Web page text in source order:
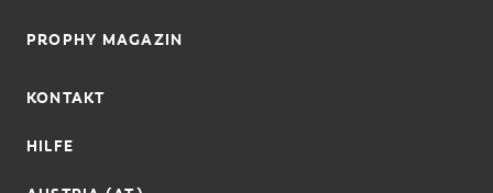
PROPHY MAGAZIN
KONTAKT
HILFE